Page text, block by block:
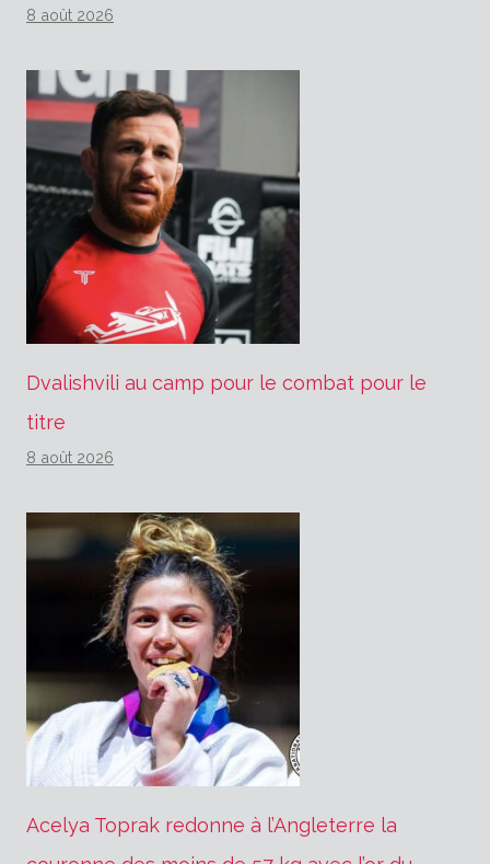
8 août 2026
Dvalishvili au camp pour le combat pour le
titre
8 août 2026
Acelya Toprak redonne à l’Angleterre la